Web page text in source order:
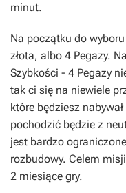
minut.
Na początku do
złota, albo 4 Pegazy.
Szybkości - 4 Pegazy
tak ci się na niewiele
które będziesz
pochodzić będzie z
jest bardzo
rozbudowy. Celem
2 miesiące gry.